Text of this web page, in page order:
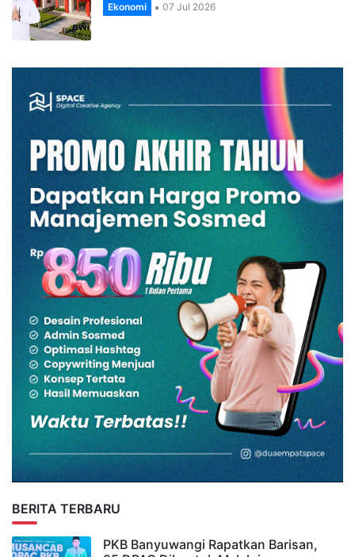
Ekonomi 07 Jul 2026
BERITA TERBARU
PKB Banyuwangi Rapatkan Barisan,